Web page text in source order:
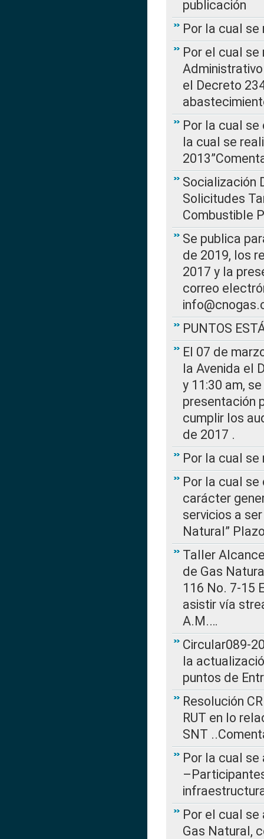
publicación
Por la cual se
Por el cual
el Decreto
Por la cual se
la cual se
Socialización
Solicitudes
Combustible
Se publica
de 2019, los
2017 y la
correo
PUNTOS
El 07 de
la Avenida el
y 11:30 am,
presentación
cumplir los
de 2017 .
Por la cual se
Por la cual
carácter
servicios a
Natural”
Taller
de Gas
116 No. 7-15
asistir vía
A.M.…
Circular089-
la
puntos de
Resolución
RUT en lo
SNT
Por la cual se
Por el cual
Gas Natural,